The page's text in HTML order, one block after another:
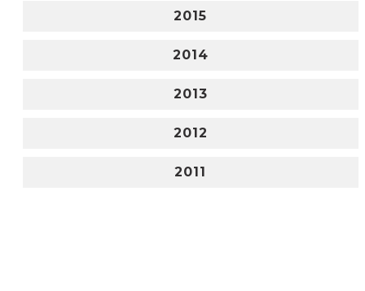
2015
2014
2013
2012
2011